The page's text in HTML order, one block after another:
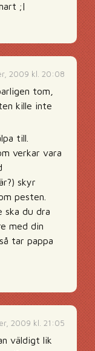
;|
2009 kl. 20:08
tom,
kille inte
till.
verkar vara
skyr
pesten.
ska du dra
med din
tar pappa
2009 kl. 21:05
väldigt lik